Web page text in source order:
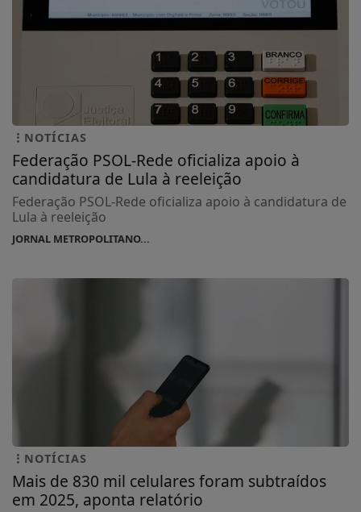
NOTÍCIAS
Federação PSOL-Rede oficializa apoio à
candidatura de Lula à reeleição
Federação PSOL-Rede oficializa apoio à candidatura de
Lula à reeleição
JORNAL METROPOLITANO...
NOTÍCIAS
Mais de 830 mil celulares foram subtraídos
em 2025, aponta relatório